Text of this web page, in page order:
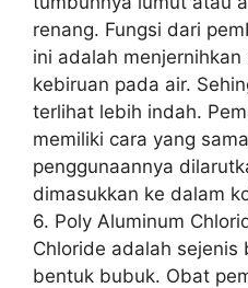
renang. Fungsi dari
ini adalah
kebiruan pada air.
terlihat lebih indah.
memiliki cara yang
penggunaannya
dimasukkan ke dalam
6. Poly Aluminum
Chloride adalah sejenis
bentuk bubuk. Obat